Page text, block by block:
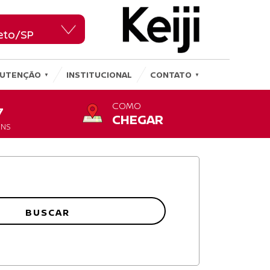
SP
SP
INSTITUCIONAL CONTATO
COMO
CHEGAR